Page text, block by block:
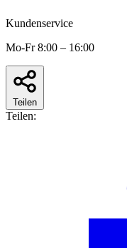
Kundenservice
Mo-Fr 8:00 – 16:00
Teilen
Teilen: